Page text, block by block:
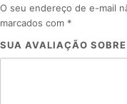
O seu endereço de e-mail
marcados com *
SUA AVALIAÇÃO SOBRE